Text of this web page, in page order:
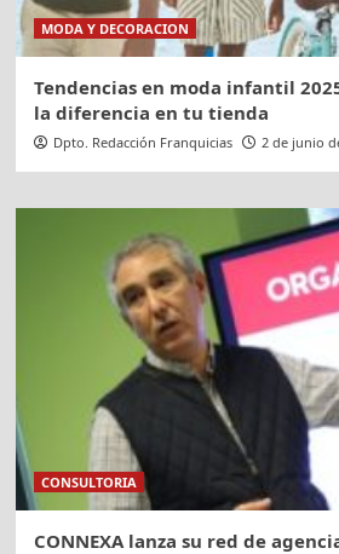
MODA Y DECORACION
Tendencias en moda infantil
la diferencia en tu tienda
Dpto. Redacción Franquicias 2 de junio
CONSULTORIA
CONNEXA lanza su red de